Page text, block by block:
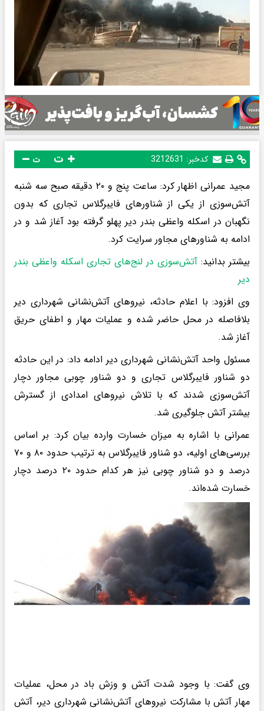
کدخبر: 3212631 ت
مجید عمرانی اظهار کرد: ساعت پنج و ۲۰ دقیقه صبح سه شنبه
آتش‌سوزی از یکی از شناورهای فایبرگلاس تجاری که بدون
نگهبان در اسکله واعظی بندر دیر پهلو گرفته بود آغاز شد و در
ادامه به شناورهای مجاور سرایت کرد.
بیشتر بدانید: آتش‌سوزی در لنج‌های تجاری اسکله واعظی بندر
دیر
وی افزود: با اعلام حادثه، نیروهای آتش‌نشانی شهرداری دیر
بلافاصله در محل حاضر شده و عملیات مهار و اطفای حریق
آغاز شد.
مسئول واحد آتش‌نشانی شهرداری دیر ادامه داد: در این حادثه
دو شناور فایبرگلاس تجاری و دو شناور چوبی مجاور دچار
آتش‌سوزی شدند که با تلاش نیروهای امدادی از گسترش
بیشتر آتش جلوگیری شد.
عمرانی با اشاره به میزان خسارت وارده بیان کرد: بر اساس
بررسی‌های اولیه، دو شناور فایبرگلاس به ترتیب حدود ۸۰ و ۷۰
درصد و دو شناور چوبی نیز هر کدام حدود ۲۰ درصد دچار
خسارت شده‌اند.
وی گفت: با وجود شدت آتش و وزش باد در محل، عملیات
مهار آتش با مشارکت نیروهای آتش‌نشانی شهرداری دیر، آتش